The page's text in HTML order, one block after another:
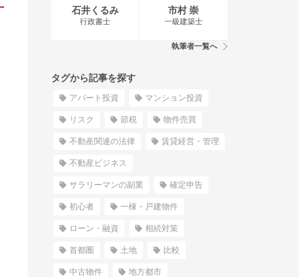
石井くるみ
行政書士
市村 崇
一級建築士
執筆者一覧へ
タグから記事を探す
アパート投資 マンション投資
リスク 節税 物件売買
不動産関連の法律 賃貸経営・管理
不動産ビジネス
サラリーマンの副業 確定申告
初心者 一棟・戸建物件
ローン・融資 相続対策
首都圏 土地 比較
中古物件 地方都市